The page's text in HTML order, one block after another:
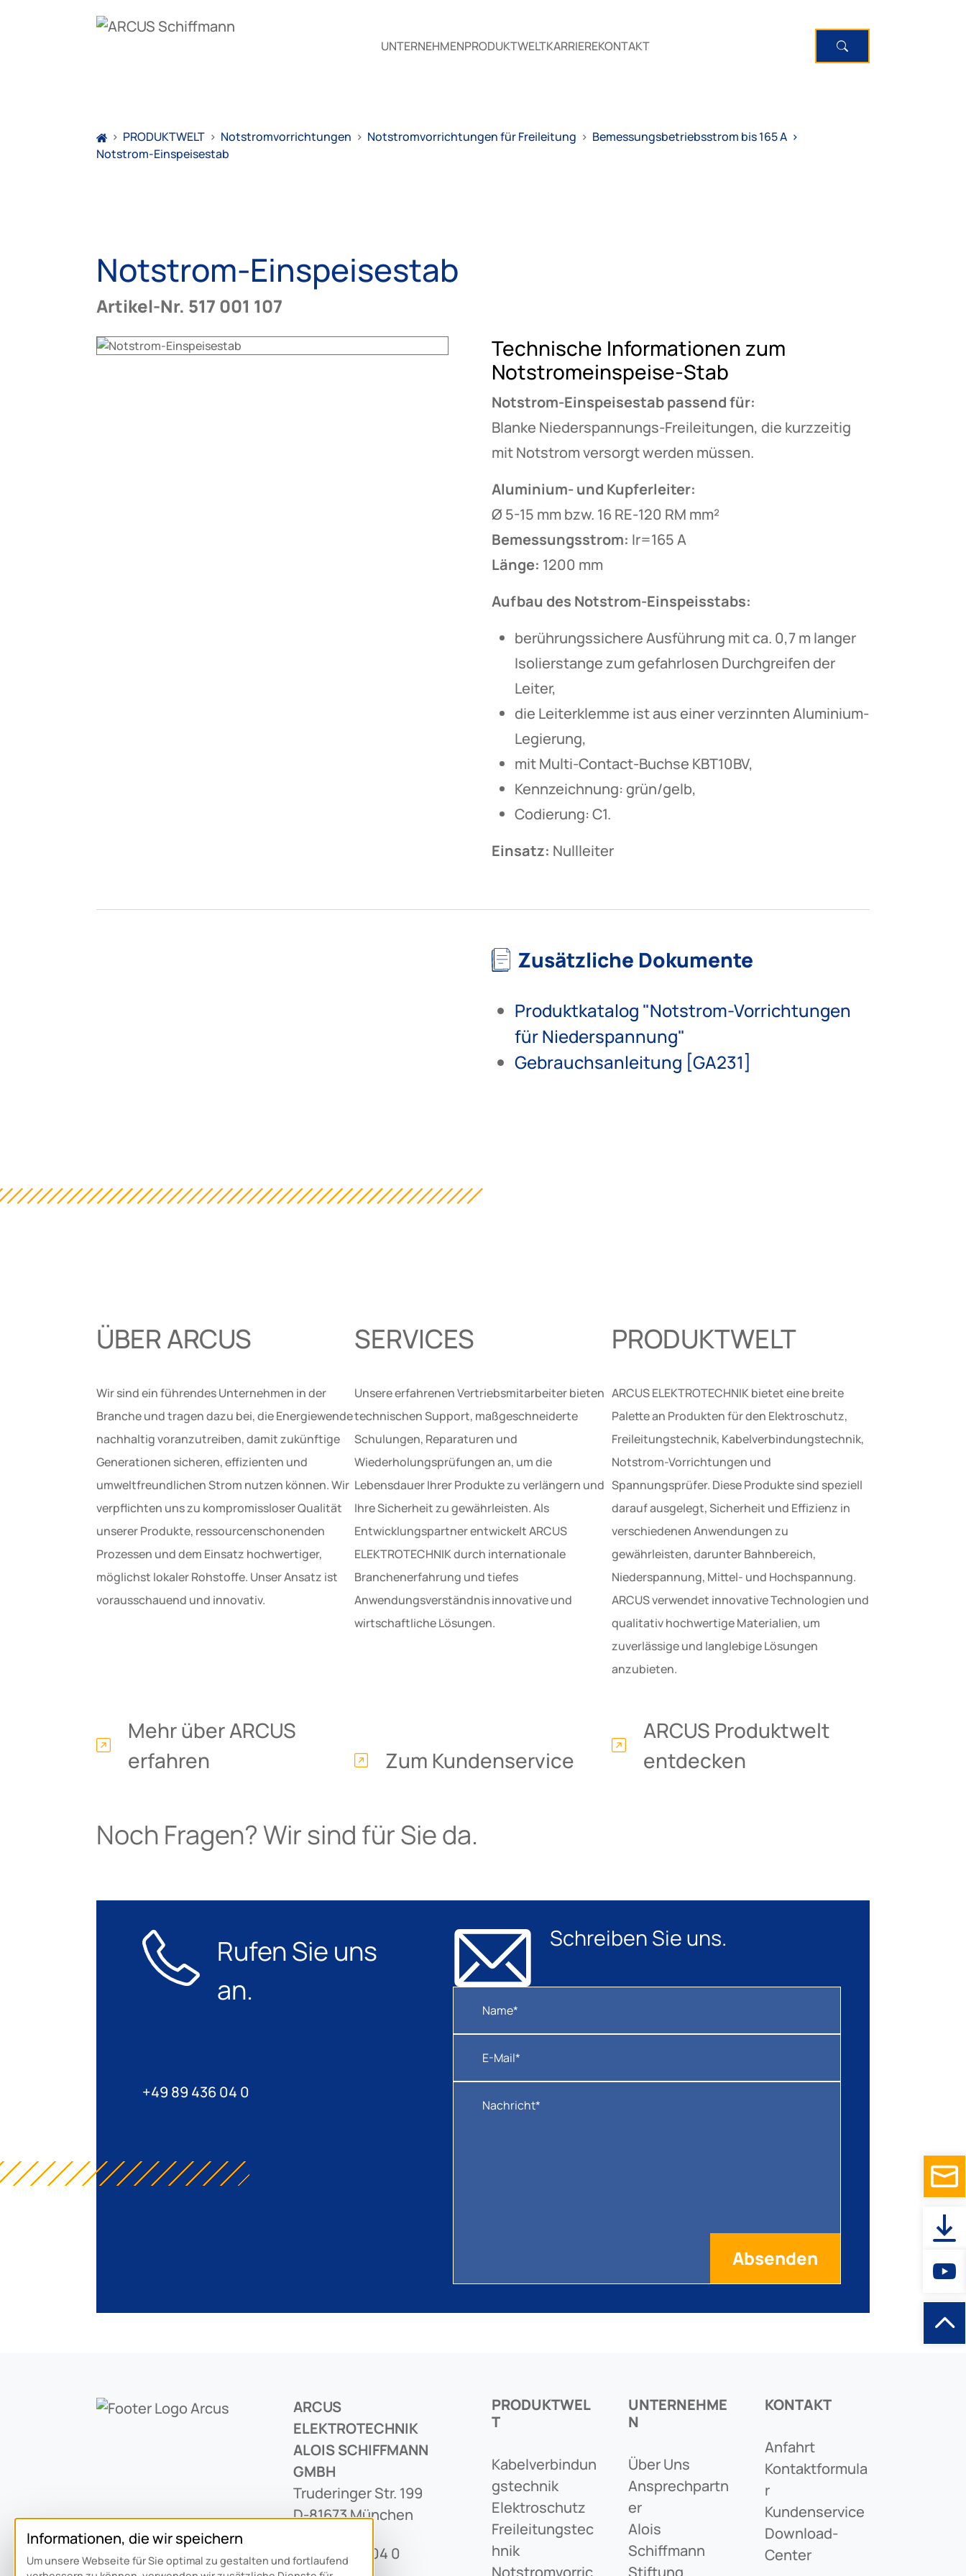
UNTERNEHMENPRODUKTWELTKARRIEREKONTAKT
> PRODUKTWELT > Notstromvorrichtungen > Notstromvorrichtungen für Freileitung > Bemessungsbetriebsstrom bis 165 A >
Notstrom-Einspeisestab
Notstrom-Einspeisestab
Artikel-Nr. 517 001 107
Technische Informationen zum
Notstromeinspeise-Stab
Notstrom-Einspeisestab passend für:
Blanke Niederspannungs-Freileitungen, die kurzzeitig
mit Notstrom versorgt werden müssen.
Aluminium- und Kupferleiter:
Ø 5-15 mm bzw. 16 RE-120 RM mm²
Bemessungsstrom: Ir=165 A
Länge: 1200 mm
Aufbau des Notstrom-Einspeisstabs:
berührungssichere Ausführung mit ca. 0,7 m langer
Isolierstange zum gefahrlosen Durchgreifen der
Leiter,
die Leiterklemme ist aus einer verzinnten Aluminium-
Legierung,
mit Multi-Contact-Buchse KBT10BV,
Kennzeichnung: grün/gelb,
Codierung: C1.
Einsatz: Nullleiter
Zusätzliche Dokumente
Produktkatalog "Notstrom-Vorrichtungen
für Niederspannung"
Gebrauchsanleitung [GA231]
ÜBER ARCUS
Wir sind ein führendes Unternehmen in der
Branche und tragen dazu bei, die Energiewende
nachhaltig voranzutreiben, damit zukünftige
Generationen sicheren, effizienten und
umweltfreundlichen Strom nutzen können. Wir
verpflichten uns zu kompromissloser Qualität
unserer Produkte, ressourcenschonenden
Prozessen und dem Einsatz hochwertiger,
möglichst lokaler Rohstoffe. Unser Ansatz ist
vorausschauend und innovativ.
Mehr über ARCUS
erfahren
SERVICES
Unsere erfahrenen Vertriebsmitarbeiter bieten
technischen Support, maßgeschneiderte
Schulungen, Reparaturen und
Wiederholungsprüfungen an, um die
Lebensdauer Ihrer Produkte zu verlängern und
Ihre Sicherheit zu gewährleisten. Als
Entwicklungspartner entwickelt ARCUS
ELEKTROTECHNIK durch internationale
Branchenerfahrung und tiefes
Anwendungsverständnis innovative und
wirtschaftliche Lösungen.
Zum Kundenservice
PRODUKTWELT
ARCUS ELEKTROTECHNIK bietet eine breite
Palette an Produkten für den Elektroschutz,
Freileitungstechnik, Kabelverbindungstechnik,
Notstrom-Vorrichtungen und
Spannungsprüfer. Diese Produkte sind speziell
darauf ausgelegt, Sicherheit und Effizienz in
verschiedenen Anwendungen zu
gewährleisten, darunter Bahnbereich,
Niederspannung, Mittel- und Hochspannung.
ARCUS verwendet innovative Technologien und
qualitativ hochwertige Materialien, um
zuverlässige und langlebige Lösungen
anzubieten.
ARCUS Produktwelt
entdecken
Noch Fragen? Wir sind für Sie da.
Rufen Sie uns
an.
+49 89 436 04 0
Schreiben Sie uns.
ARCUS
ELEKTROTECHNIK
ALOIS SCHIFFMANN
GMBH
Truderinger Str. 199
D-81673 München
+49 89 436 04 0
PRODUKTWEL
T
Kabelverbindun
Gstechnik
Elektroschutz
Freileitungstec
Hnik
Notstromvorric
UNTERNEHME
N
Über Uns
Ansprechpartn
Er
Alois
Schiffmann
Stiftung
KONTAKT
Anfahrt
Kontaktformula
R
Kundenservice
Download-
Center
Informationen, die wir speichern
Um unsere Webseite für Sie optimal zu gestalten und fortlaufend